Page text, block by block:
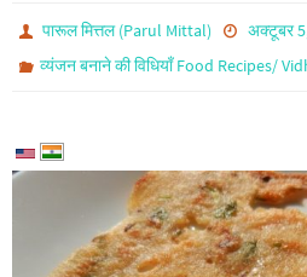
पारूल मित्तल (Parul Mittal)
अक्टूबर
व्यंजन बनाने की विधियाँ Food Recipes/